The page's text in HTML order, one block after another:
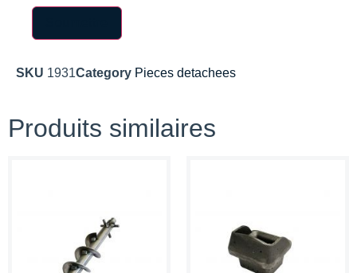
SKU 1931Category Pieces detachees
Produits similaires